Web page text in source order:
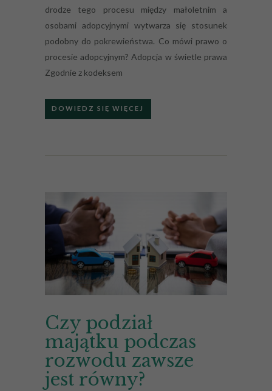
drodze tego procesu między małoletnim a
osobami adopcyjnymi wytwarza się stosunek
podobny do pokrewieństwa. Co mówi prawo o
procesie adopcyjnym? Adopcja w świetle prawa
Zgodnie z kodeksem
DOWIEDZ SIĘ WIĘCEJ
Czy podział
majątku podczas
rozwodu zawsze
jest równy?